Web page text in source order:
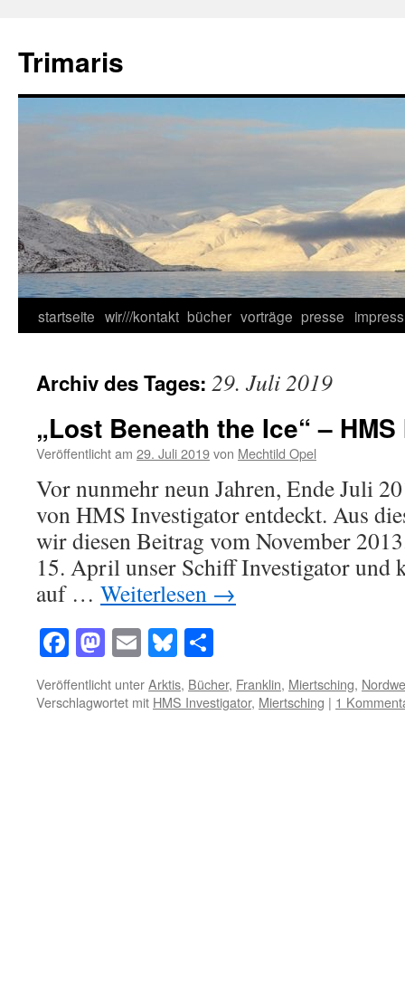
springen
Trimaris
startseite wir///kontakt bücher vorträge presse
Archiv des Tages: 29. Juli 2019
„Lost Beneath the Ice“ –
Veröffentlicht am 29. Juli 2019von Mechtild Opel
Vor nunmehr neun Jahren, Ende Juli
von HMS Investigator entdeckt. Aus
wir diesen Beitrag vom November
15. April unser Schiff Investigator und
auf … Weiterlesen →
Facebook
Mastodon
EmailBluesky
Veröffentlicht unterArktis, Bücher, Franklin, Miertsching,
Verschlagwortet mit HMS Investigator, Miertsching | 1